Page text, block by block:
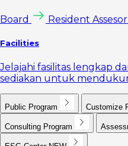
Board Resident Assesor
Facilities
Jelajahi fasilitas lengkap
sediakan untuk
Public Program Customize
Consulting Program